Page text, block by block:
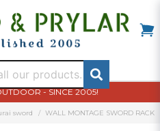
- SINCE 2005!
sword WALL MONTAGE SWORD RACK